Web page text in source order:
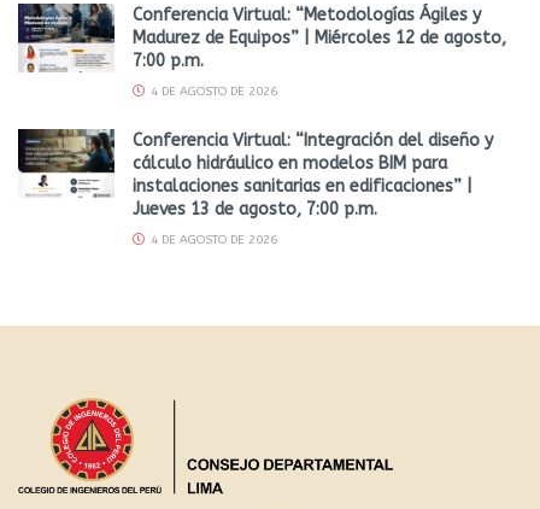
Conferencia Virtual: “Metodologías Ágiles y
Madurez de Equipos” | Miércoles 12 de agosto,
7:00 p.m.
4 DE AGOSTO DE 2026
Conferencia Virtual: “Integración del diseño y
cálculo hidráulico en modelos BIM para
instalaciones sanitarias en edificaciones” |
Jueves 13 de agosto, 7:00 p.m.
4 DE AGOSTO DE 2026